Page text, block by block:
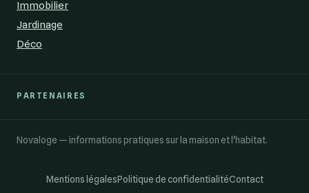
Immobilier
Jardinage
Déco
PARTENAIRES
Novaloge — informations pratiques sur la maison et l'habitat.
Mentions légalesPolitique de confidentialitéContact